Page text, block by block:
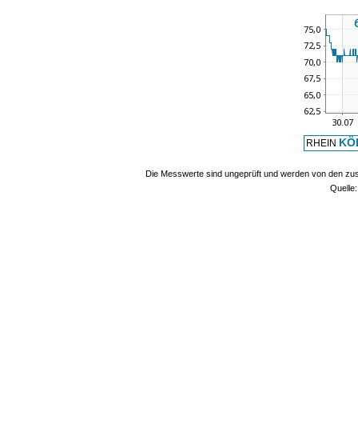
RHEIN
Die Messwerte sind ungeprüft und werden von den